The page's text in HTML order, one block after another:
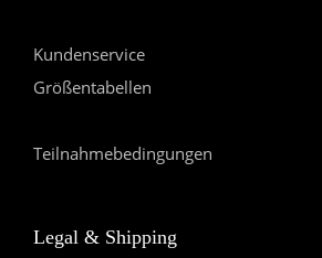
Kundenservice
Größentabellen
Teilnahmebedingungen
Legal & Shipping